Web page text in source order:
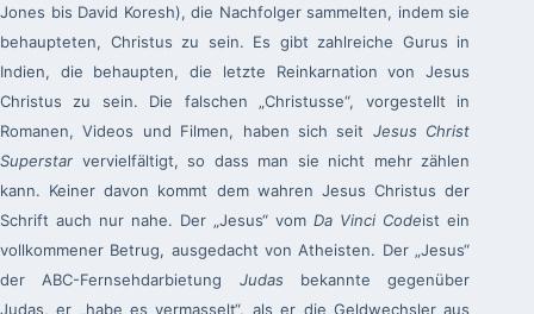
Jones bis David Koresh), die Nachfolger sammelten, indem sie
behaupteten, Christus zu sein. Es gibt zahlreiche Gurus in
Indien, die behaupten, die letzte Reinkarnation von Jesus
Christus zu sein. Die falschen „Christusse“, vorgestellt in
Romanen, Videos und Filmen, haben sich seit Jesus Christ
Superstar vervielfältigt, so dass man sie nicht mehr zählen
kann. Keiner davon kommt dem wahren Jesus Christus der
Schrift auch nur nahe. Der „Jesus“ vomDa Vinci Codeist ein
vollkommener Betrug, ausgedacht von Atheisten. Der „Jesus“
der ABC-Fernsehdarbietung Judas bekannte gegenüber
Judas, er „habe es vermasselt“, als er die Geldwechsler aus